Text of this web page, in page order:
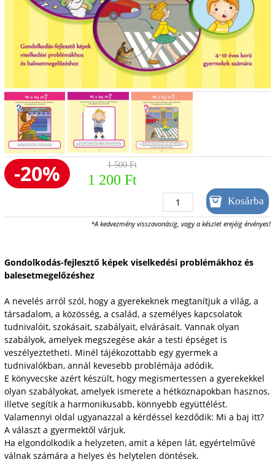
-20% 1 500 Ft
1 200 Ft
*A kedvezmény visszavonásig, vagy a készlet erejéig érvényes!
Gondolkodás-fejlesztő képek viselkedési problémákhoz és
balesetmegelőzéshez
A nevelés arról szól, hogy a gyerekeknek megtanítjuk a világ, a
társadalom, a közösség, a család, a személyes kapcsolatok
tudnivalóit, szokásait, szabályait, elvárásait. Vannak olyan
szabályok, amelyek megszegése akár a testi épséget is
veszélyeztetheti. Minél tájékozottabb egy gyermek a
tudnivalókban, annál kevesebb problémája adódik.
E könyvecske azért készült, hogy megismertessen a gyerekekkel
olyan szabályokat, amelyek ismerete a hétköznapokban hasznos,
illetve segítik a harmonikusabb, könnyebb együttélést.
Valamennyi oldal ugyanazzal a kérdéssel kezdődik: Mi a baj itt?
A választ a gyermektől várjuk.
Ha elgondolkodik a helyzeten, amit a képen lát, egyértelművé
válnak számára a helyes és helytelen döntések.